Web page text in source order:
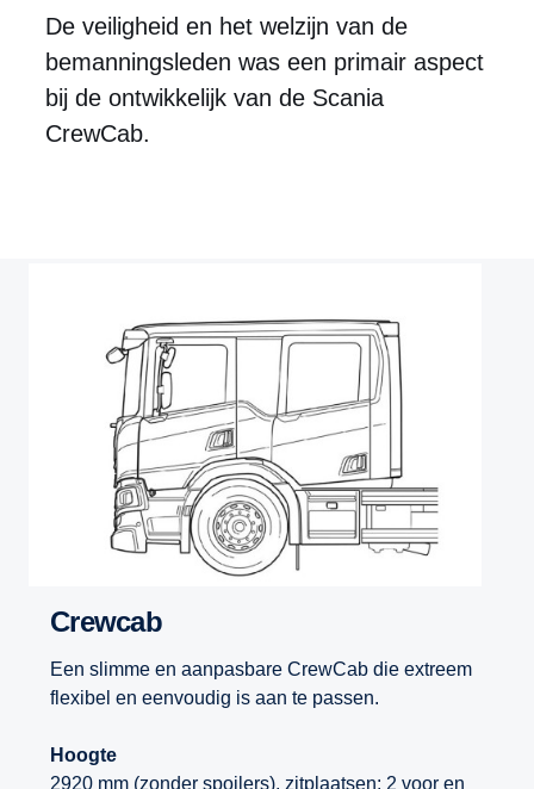
De veiligheid en het welzijn van de
bemanningsleden was een primair aspect
bij de ontwikkelijk van de Scania
CrewCab.
Crewcab
Een slimme en aanpasbare CrewCab die extreem
flexibel en eenvoudig is aan te passen.
Hoogte
2920 mm (zonder spoilers), zitplaatsen: 2 voor en